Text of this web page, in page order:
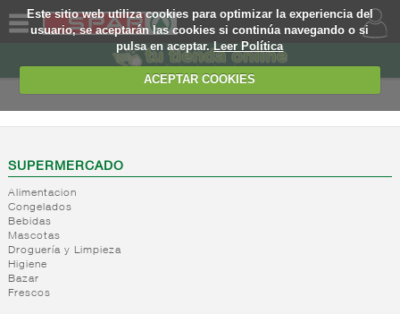
Este sitio web utiliza cookies para optimizar la experiencia del
usuario, se aceptarán las cookies si continúa navegando o si
pulsa en aceptar.Leer Política
ACEPTAR COOKIES
SOMOS
WEB
EJEMPLO
SUPERMERCADO
Alimentacion
Congelados
Bebidas
Mascotas
Droguería y Limpieza
Higiene
Bazar
Frescos